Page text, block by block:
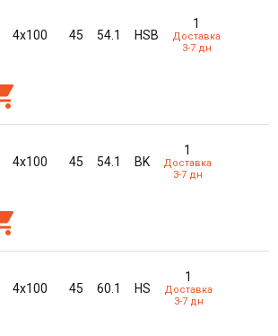
4x100 45 54.1 HSB
1
Доставка
3-7 дн
4x100 45 54.1 BK
1
Доставка
3-7 дн
4x100 45 60.1 HS
1
Доставка
3-7 дн